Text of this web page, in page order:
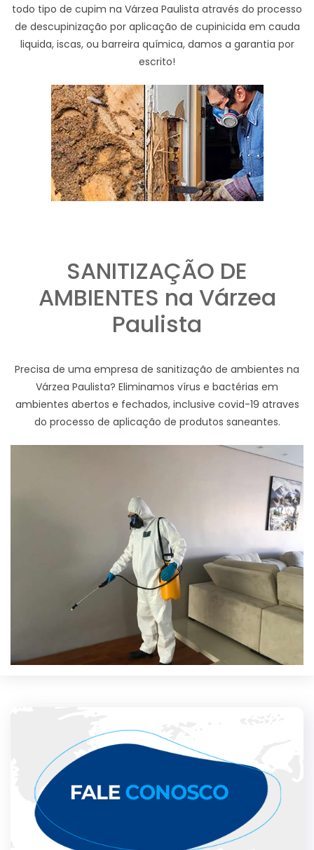
todo tipo de cupim na Várzea Paulista através do processo
de descupinização por aplicação de cupinicida em cauda
liquida, iscas, ou barreira química, damos a garantia por
escrito!
SANITIZAÇÃO DE
AMBIENTES na Várzea
Paulista
Precisa de uma empresa de sanitização de ambientes na
Várzea Paulista? Eliminamos vírus e bactérias em
ambientes abertos e fechados, inclusive covid-19 atraves
do processo de aplicação de produtos saneantes.